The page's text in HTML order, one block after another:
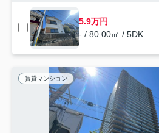
5.9万円
- / 80.00㎡ / 5DK
賃貸マンション